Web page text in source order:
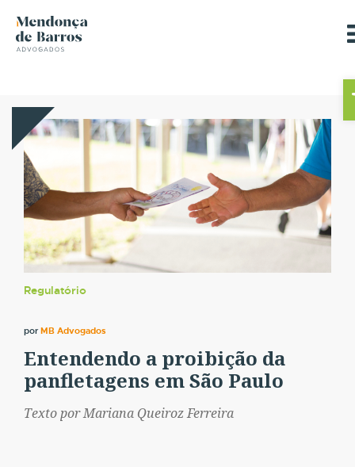
Regulatório
porMB Advogados
Entendendo a proibição da
panfletagens em São Paulo
Texto por Mariana Queiroz Ferreira